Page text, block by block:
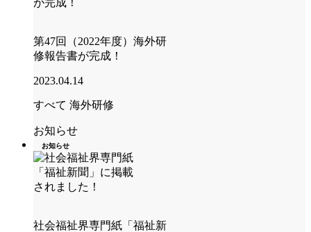
第47回（2022年度）海外研
修報告書が完成！
2023.04.14
すべて 海外研修
お知らせ
お知らせ
社会福祉界専門紙「福祉新